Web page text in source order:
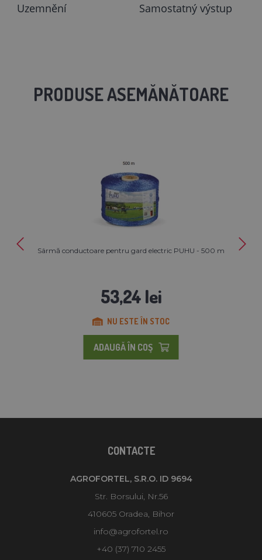
Uzemnění Samostatný výstup
PRODUSE ASEMĂNĂTOARE
Sârmă conductoare pentru gard electric PUHU - 500 m
53,24 lei
NU ESTE ÎN STOC
ADAUGĂ ÎN COŞ
CONTACTE
AGROFORTEL, S.R.O. ID 9694
Str. Borsului, Nr.56
410605 Oradea, Bihor
info@agrofortel.ro
+40 (37) 710 2455